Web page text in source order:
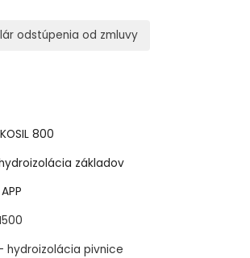
odstúpenia od zmluvy
800
hydroizolácia základov
- hydroizolácia pivnice